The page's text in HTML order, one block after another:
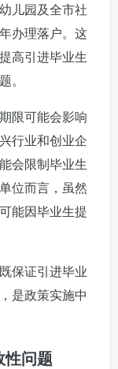
儿园及全市社
办理落户。这
高引进毕业生
。
限可能会影响
行业和创业企
会限制毕业生
位而言，虽然
能因毕业生提
保证引进毕业
是政策实施中
性问题